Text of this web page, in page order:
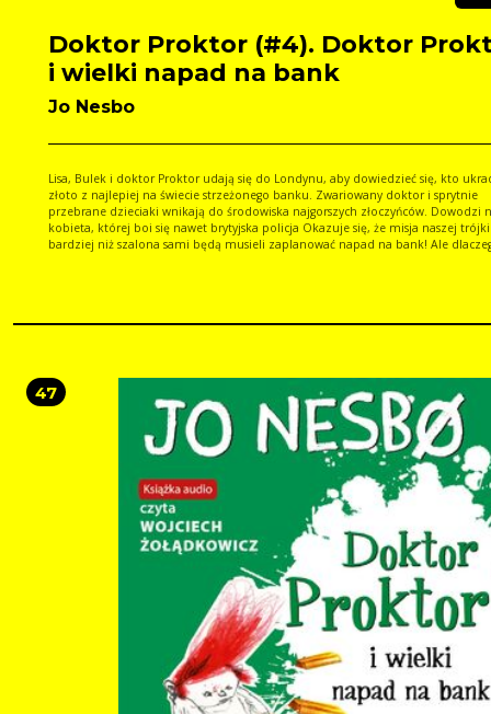
Doktor Proktor (#4). Doktor
i wielki napad na bank
Jo Nesbo
Lisa, Bulek i doktor Proktor udają się do Londynu, aby dowiedzieć się, kto
złoto z najlepiej na świecie strzeżonego banku. Zwariowany doktor i sprytnie
przebrane dzieciaki wnikają do środowiska najgorszych złoczyńców. Dowodzi
kobieta, której boi się nawet brytyjska policja Okazuje się, że misja naszej
bardziej niż szalona sami będą musieli zaplanować napad na bank! Ale dlaczego? I
47